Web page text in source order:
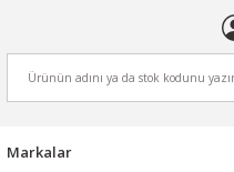
Markalar